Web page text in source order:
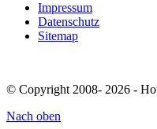
Impressum
Datenschutz
Sitemap
© Copyright 2008- 2026 -
Nach oben